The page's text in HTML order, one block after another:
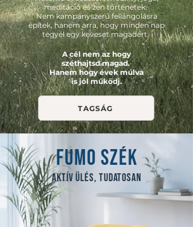
meditáció és zen történetek.
Nem kampányszerű fellángolásra
építek, hanem arra, hogy minden nap
tegyél egy keveset magadért.
A cél nem az hogy
széthajtsd magad.
Hanem hogy évek múlva
is jól működj.
TAGSÁG
FUMO SZÉK
AKTÍV ÜLÉS, TUDATOSAN